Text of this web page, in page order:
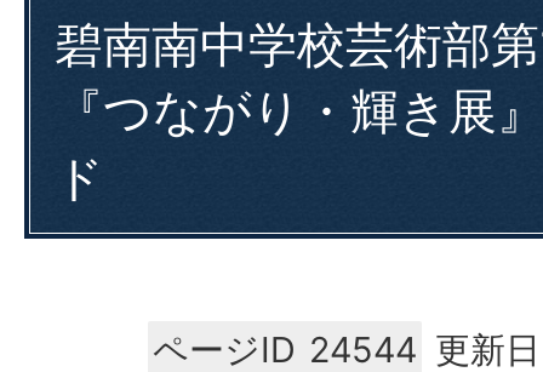
碧南南中学校芸術部
『つながり・輝き展
ド
ページID 24544 更新